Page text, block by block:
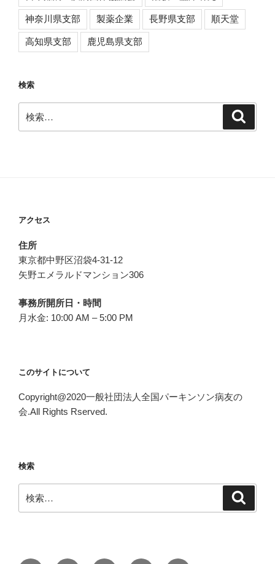
神奈川県支部 製薬企業 長野県支部 順天堂
高知県支部 鹿児島県支部
検索
索:
アクセス
住所
東京都中野区沼袋4-31-12
矢野エメラルドマンション306
事務所開所日・時間
月水金: 10:00 AM – 5:00 PM
このサイトについて
Copyright@2020一般社団法人全国パーキンソン病友の
会.All Rights Rserved.
検索
索: